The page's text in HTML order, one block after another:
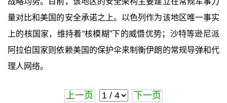
量对比和美国的安全承诺之上。以色列作为该地区唯一事实
上的核国家，维持着“核模糊”下的威慑优势；沙特等逊尼派
阿拉伯国家则依赖美国的保护伞来制衡伊朗的常规导弹和代
理人网络。
上一页 下一页